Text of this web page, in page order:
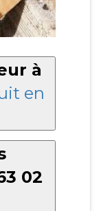
à
en
02